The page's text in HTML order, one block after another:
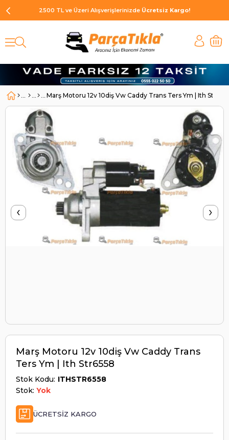
2500 TL ve Üzeri Alışverişlerinizde Ücretsiz Kargo!
Marş Motoru 12v 10diş Vw Caddy Trans Ters Ym | Ith
‹ ›
Marş Motoru 12v 10diş Vw Caddy Trans
Ters Ym | Ith Str6558
Stok Kodu ITHSTR6558
Stok: Yok
ÜCRETSIZ KARGO